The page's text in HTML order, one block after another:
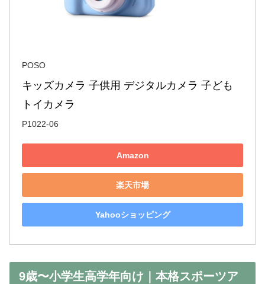
POSO
キッズカメラ 子供用 デジタルカメラ 子ども
トイカメラ
P1022-06
Amazon
楽天市場
Yahooショッピング
9歳〜小学生高学年向け｜本格スポーツア